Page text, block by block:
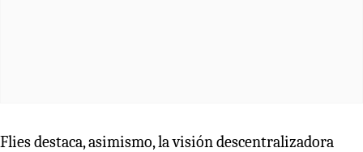
Flies destaca, asimismo, la visión descentralizadora